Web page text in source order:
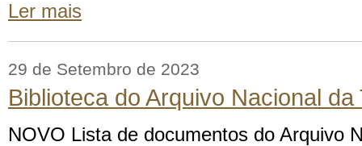
Ler mais
29 de Setembro de 2023
Biblioteca do Arquivo Nacional da
NOVO Lista de documentos do Arquivo